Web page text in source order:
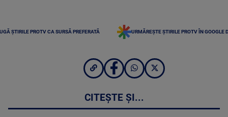
ȘTIRILE PROTV CA SURSĂ PREFERATĂ URMĂREȘTE ȘTIRILE PROTV ÎN GOOGLE
CITEȘTE ȘI...